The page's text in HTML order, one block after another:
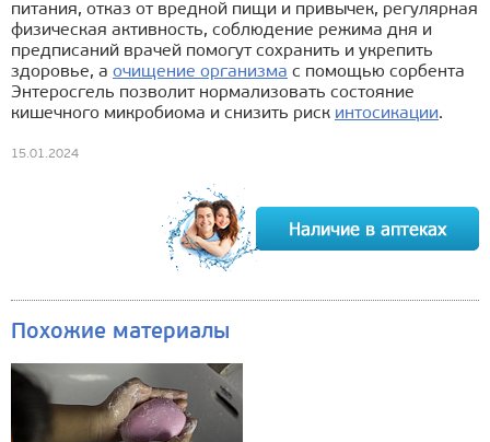
питания, отказ от вредной пищи и привычек, регулярная
физическая активность, соблюдение режима дня и
предписаний врачей помогут сохранить и укрепить
здоровье, а очищение организма с помощью сорбента
Энтеросгель позволит нормализовать состояние
кишечного микробиома и снизить риск интосикации.
15.01.2024
Похожие материалы